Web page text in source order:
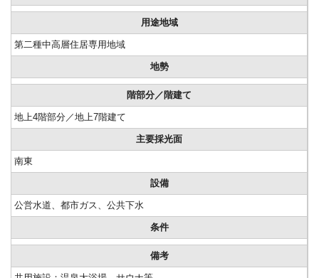
用途地域
第二種中高層住居専用地域
地勢
階部分／階建て
地上4階部分／地上7階建て
主要採光面
南東
設備
公営水道、都市ガス、公共下水
条件
備考